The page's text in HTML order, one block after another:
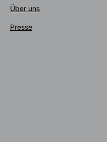
Über uns
Presse